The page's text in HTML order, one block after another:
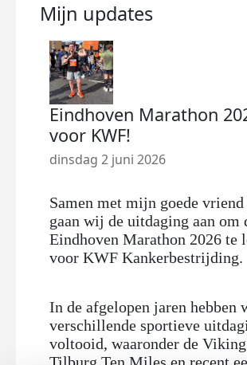
Mijn updates
Eindhoven Marathon
voor KWF!
dinsdag 2 juni 2026
Samen met mijn goede
gaan wij de uitdaging aan om
Eindhoven Marathon 2026 te
voor KWF Kankerbestrijding.
In de afgelopen jaren hebben
verschillende sportieve
voltooid, waaronder de